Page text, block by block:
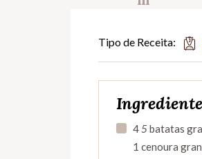
Tipo de Receita:
45 batatas
1 cenoura